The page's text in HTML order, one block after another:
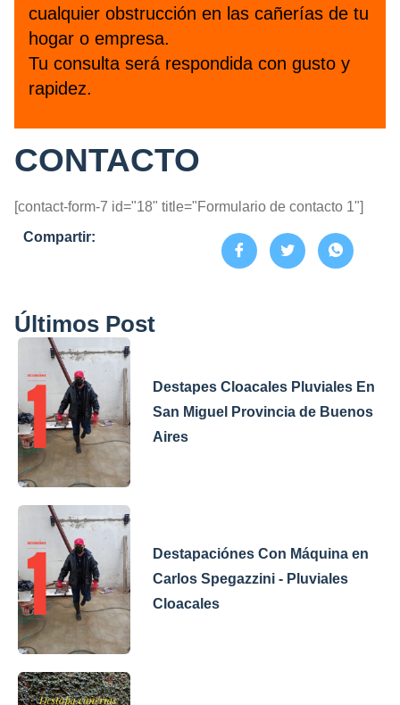
cualquier obstrucción en las cañerías de tu
hogar o empresa.
Tu consulta será respondida con gusto y
rapidez.
CONTACTO
[contact-form-7 id="18" title="Formulario de contacto 1"]
Compartir:
Últimos Post
Destapes Cloacales Pluviales En
San Miguel Provincia de Buenos
Aires
Destapaciónes Con Máquina en
Carlos Spegazzini - Pluviales
Cloacales